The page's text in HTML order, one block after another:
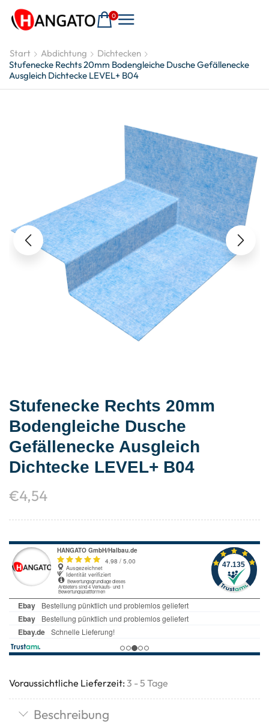
0
Start Abdichtung
Dichtecken
Stufenecke Rechts 20mm Bodengleiche Dusche Gefällenecke
Ausgleich Dichtecke LEVEL+ B04
Stufenecke Rechts 20mm
Bodengleiche Dusche
Gefällenecke Ausgleich
Dichtecke LEVEL+ B04
€4,54
Voraussichtliche Lieferzeit: 3 - 5 Tage
Beschreibung